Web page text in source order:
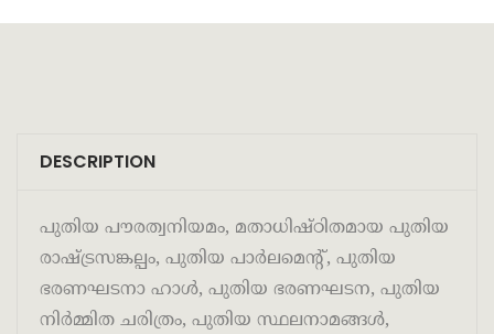
DESCRIPTION
പുതിയ പൗരത്വനിയമം, മതാധിഷ്ഠിതമായ പുതിയ
രാഷ്ട്രസങ്കല്പം, പുതിയ പാർലമെന്റ്, പുതിയ
ഭരണഘടനാ ഹാൾ, പുതിയ ഭരണഘടന, പുതിയ
നിർമ്മിത ചരിത്രം, പുതിയ സ്ഥലനാമങ്ങൾ,